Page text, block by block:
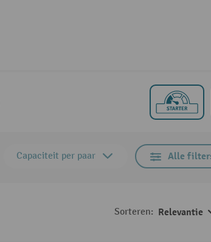
Capaciteit per paar Alle
Sorteren: Relevantie